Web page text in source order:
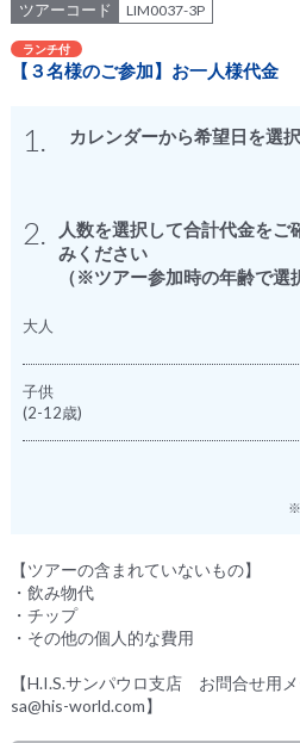
ツアーコード LIM0037-3P
ランチ付
【３名様のご参加】お一人様代金
1. カレンダーから希望日を選
2.
人数を選択して合計代金をご
みください
（※ツアー参加時の年齢で選
大人
子供
(2-12歳)
※
【ツアーの含まれていないもの】
・飲み物代
・チップ
・その他の個人的な費用
【H.I.S.サンパウロ支店 お問合せ用
sa@his-world.com】